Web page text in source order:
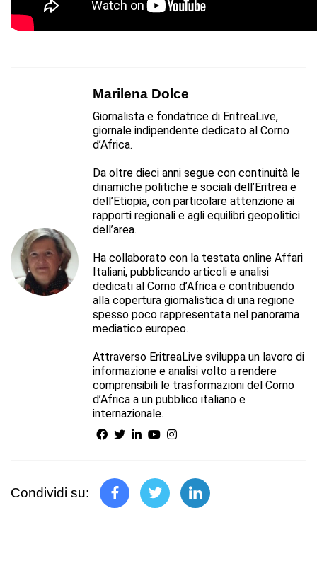
Marilena Dolce
Giornalista e fondatrice di EritreaLive,
giornale indipendente dedicato al Corno
d’Africa.
Da oltre dieci anni segue con continuità le
dinamiche politiche e sociali dell’Eritrea e
dell’Etiopia, con particolare attenzione ai
rapporti regionali e agli equilibri geopolitici
dell’area.
Ha collaborato con la testata online Affari
Italiani, pubblicando articoli e analisi
dedicati al Corno d’Africa e contribuendo
alla copertura giornalistica di una regione
spesso poco rappresentata nel panorama
mediatico europeo.
Attraverso EritreaLive sviluppa un lavoro di
informazione e analisi volto a rendere
comprensibili le trasformazioni del Corno
d’Africa a un pubblico italiano e
internazionale.
Condividi su: